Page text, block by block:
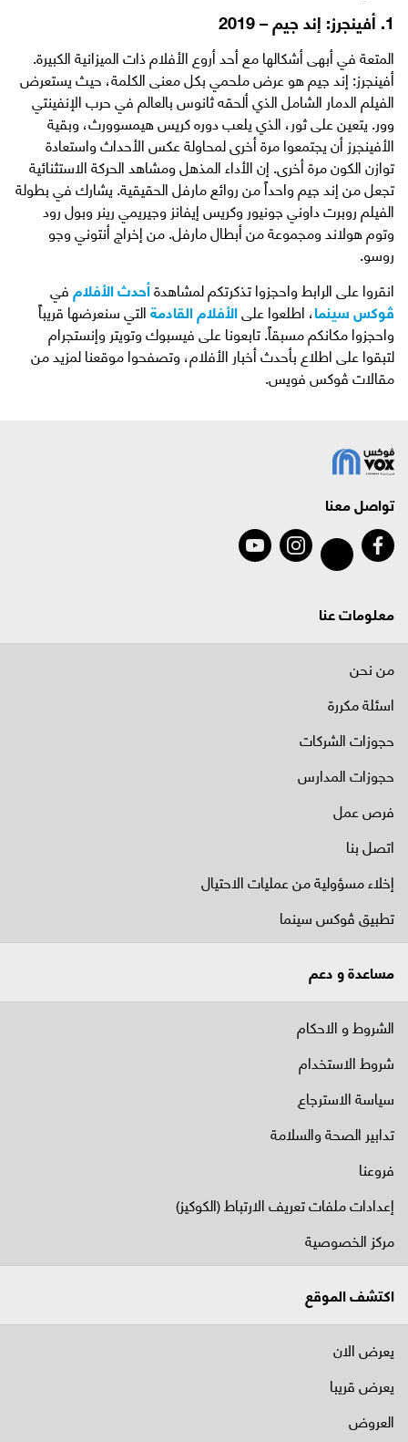
1. أفينجرز: إند جيم – 2019
المتعة في أبهى أشكالها مع أحد أروع الأفلام ذات الميزانية الكبيرة.
أفينجرز: إند جيم هو عرض ملحمي بكل معنى الكلمة، حيث يستعرض
الفيلم الدمار الشامل الذي ألحقه ثانوس بالعالم في حرب الإنفينتي
وور. يتعين على ثور، الذي يلعب دوره كريس هيمسوورث، وبقية
الأفينجرز أن يجتمعوا مرة أخرى لمحاولة عكس الأحداث واستعادة
توازن الكون مرة أخرى. إن الأداء المذهل ومشاهد الحركة الاستثنائية
تجعل من إند جيم واحداً من روائع مارفل الحقيقية. يشارك في بطولة
الفيلم روبرت داوني جونيور وكريس إيفانز وجيريمي رينر وبول رود
وتوم هولاند ومجموعة من أبطال مارفل. من إخراج أنتوني وجو
روسو.
انقروا على الرابط واحجزوا تذكرتكم لمشاهدةأحدث الأفلامفي
ڤوكس سينما، اطلعوا علىالأفلام القادمةالتي سنعرضها قريباً
واحجزوا مكانكم مسبقاً. تابعونا على فيسبوك وتويتر وإنستجرام
لتبقوا على اطلاع بأحدث أخبار الأفلام، وتصفحوا موقعنا لمزيد من
مقالات ڤوكس فويس.
تواصل معنا
معلومات عنا
من نحن
اسئلة مكررة
حجوزات الشركات
حجوزات المدارس
فرص عمل
اتصل بنا
إخلاء مسؤولية من عمليات الاحتيال
تطبيق ڤوكس سينما
مساعدة و دعم
الشروط و الاحكام
شروط الاستخدام
سياسة الاسترجاع
تدابير الصحة والسلامة
فروعنا
إعدادات ملفات تعريف الارتباط (الكوكيز)
مركز الخصوصية
اكتشف الموقع
يعرض الان
يعرض قريبا
العروض